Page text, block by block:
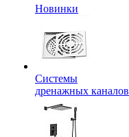
Новинки
Системы
дренажных каналов